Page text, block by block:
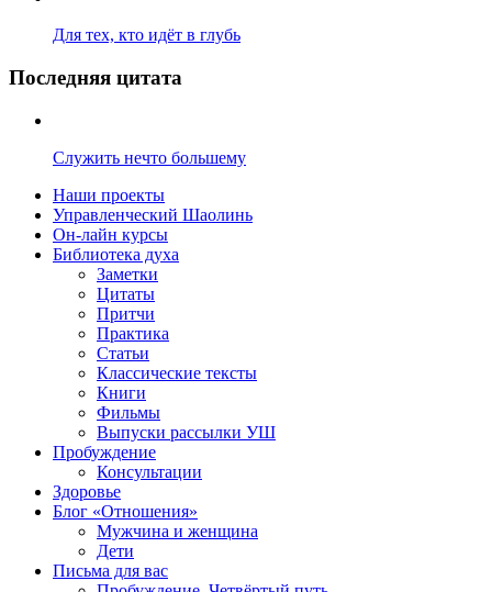
Для тех, кто идёт в глубь
Последняя цитата
Служить нечто большему
Наши проекты
Управленческий Шаолинь
Он-лайн курсы
Библиотека духа
Заметки
Цитаты
Притчи
Практика
Статьи
Классические тексты
Книги
Фильмы
Выпуски рассылки УШ
Пробуждение
Консультации
Здоровье
Блог «Отношения»
Мужчина и женщина
Дети
Письма для вас